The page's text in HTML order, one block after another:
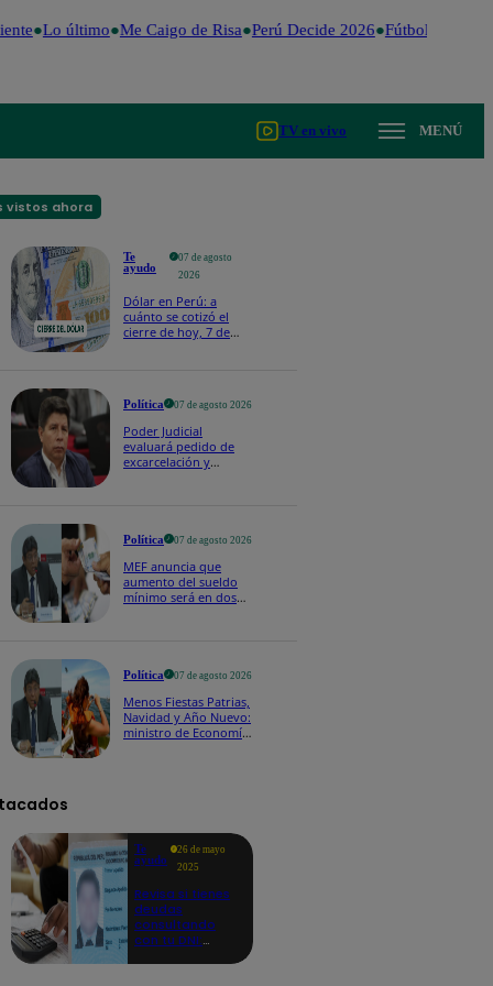
Lo último Me Caigo de Risa Perú Decide 2026 Fútbol peruano
TV en vivo MENÚ
vistos ahora
Te
ayudo
07 de agosto
2026
Dólar en Perú: a
cuánto se cotizó el
cierre de hoy, 7 de
Política 07 de agosto 2026
Poder Judicial
evaluará pedido de
excarcelación y
Política 07 de agosto 2026
MEF anuncia que
aumento del sueldo
mínimo será en dos
Política 07 de agosto 2026
Menos Fiestas Patrias,
Navidad y Año Nuevo:
ministro de Economía
Te
ayudo
26 de mayo
2025
Revisa si tienes
deudas
consultando
con tu DNI: